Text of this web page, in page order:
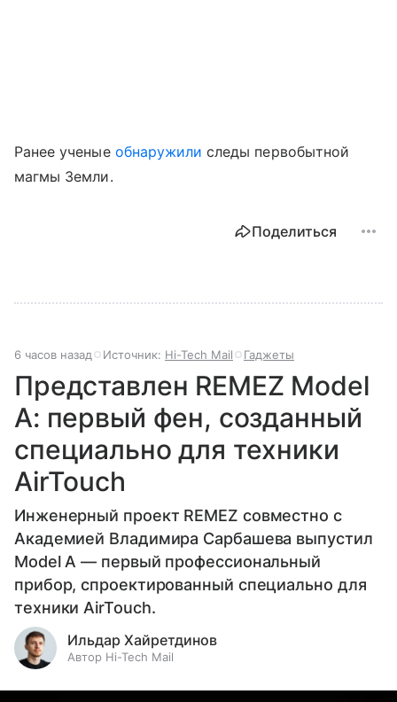
Ранее ученые обнаружили следы первобытной
магмы Земли.
Поделиться
6 часов назад Источник: Hi-Tech Mail Гаджеты
Представлен REMEZ Model
A: первый фен, созданный
специально для техники
AirTouch
Инженерный проект REMEZ совместно с
Академией Владимира Сарбашева выпустил
Model A — первый профессиональный
прибор, спроектированный специально для
техники AirTouch.
Ильдар Хайретдинов
Автор Hi-Tech Mail